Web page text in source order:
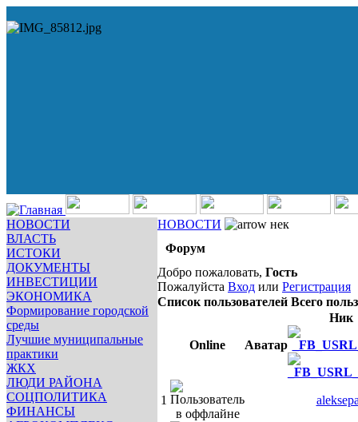
НОВОСТИ
ВЛАСТЬ
ИСТОКИ
ДОКУМЕНТЫ
ИНВЕСТИЦИИ
ЭКОНОМИКА
Формирование городской
среды
Лучшие муниципальные
практики
ЖКХ
ЛЮДИ РАЙОНА
СОЦПОЛИТИКА
ФИНАНСЫ
НОВОСТИ
нек
Форум
Добро пожаловать, Гость
Пожалуйста Вход или Регистрация
Список пользователей Всего
Online Аватар
Ник
1